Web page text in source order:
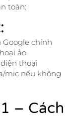
toàn:
chính
ảo
thoại
mic nếu không
– Cách